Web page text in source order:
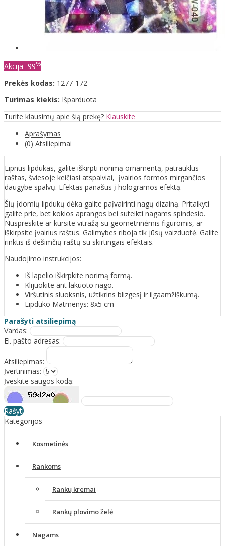
Akcija -99%
Prekės kodas: 1277-172
Turimas kiekis: Išparduota
Turite klausimų apie šią prekę? Klauskite
Aprašymas
(0) Atsiliepimai
Lipnus lipdukas, galite iškirpti norimą ornamentą, patrauklus
raštas, šviesoje keičiasi atspalviai, įvairios formos mirgančios
daugybe spalvų. Efektas panašus į hologramos efektą.
Šių įdomių lipdukų dėka galite paįvairinti nagų dizainą. Pritaikyti
galite prie, bet kokios aprangos bei suteikti nagams spindesio.
Nuspreskite ar kursite vitražą su geometrinėmis figūromis, ar
iškirpsite įvairius raštus. Galimybes riboja tik jūsų vaizduotė. Galite
rinktis iš dešimčių raštų su skirtingais efektais.
Naudojimo instrukcijos:
Iš lapelio iškirpkite norimą formą.
Klijuokite ant lakuoto nago.
Viršutinis sluoksnis, užtikrins blizgesį ir ilgaamžiškumą.
Lipduko Matmenys: 8x5 cm
Parašyti atsiliepimą
Vardas:
El. pašto adresas:
Atsiliepimas:
Įvertinimas:
Įveskite saugos kodą:
Rašyti
Kategorijos
Kosmetinės
Rankoms
Rankų kremai
Rankų plovimo želė
Nagams